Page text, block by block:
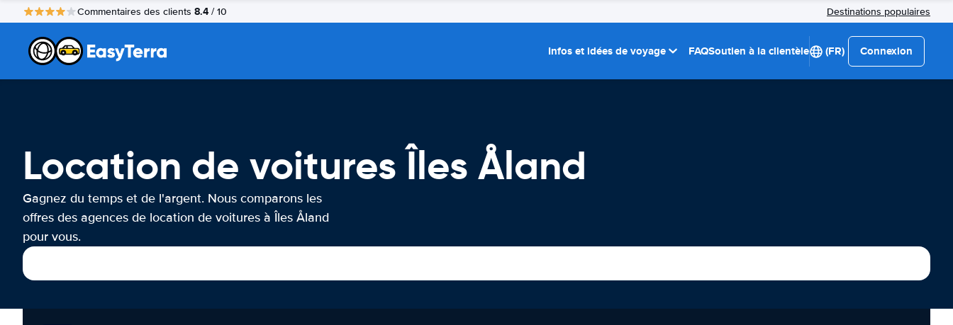
Commentaires des clients 8.4 / 10 Destinations populaires
Infos et idées de voyage FAQSoutien à la clientèle (FR) Connexion
Location de voitures Îles Åland
Gagnez du temps et de l'argent. Nous comparons les
offres des agences de location de voitures à Îles Åland
pour vous.